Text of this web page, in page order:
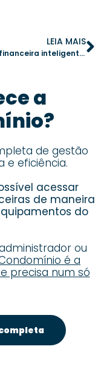
LEIA MAIS
Gestão financeira inteligente: como evitar a inadimplência no condomínio
a
de gestão
e eficiência.
acessar
de maneira
do
ou
é a
precisa num só